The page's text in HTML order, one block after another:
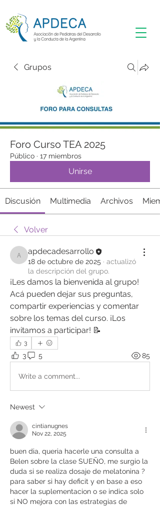
Grupos
Foro Curso TEA 2025
Público · 17 miembros
Unirse
Discusión Multimedia Archivos
Volver
apdecadesarrollo
apdecadesarrollo
18 de octubre de 2025 · actualizó
la descripción del grupo.
¡Les damos la bienvenida al grupo!
Acá pueden dejar sus preguntas,
compartir experiencias y comentar
sobre los temas del curso. ¡Los
invitamos a participar! 📝
3
3 5 85
Write a comment...
Newest
cintianugnes
Nov 22, 2025
buen dia, queria hacerle una consulta a
Belen sobre la clase SUEÑO, me surgio la
duda si se realiza dosaje de melatonina ?
para saber si hay deficit y en base a eso
hacer la suplementacion o se indica solo
si NO mejora con las estrategias de